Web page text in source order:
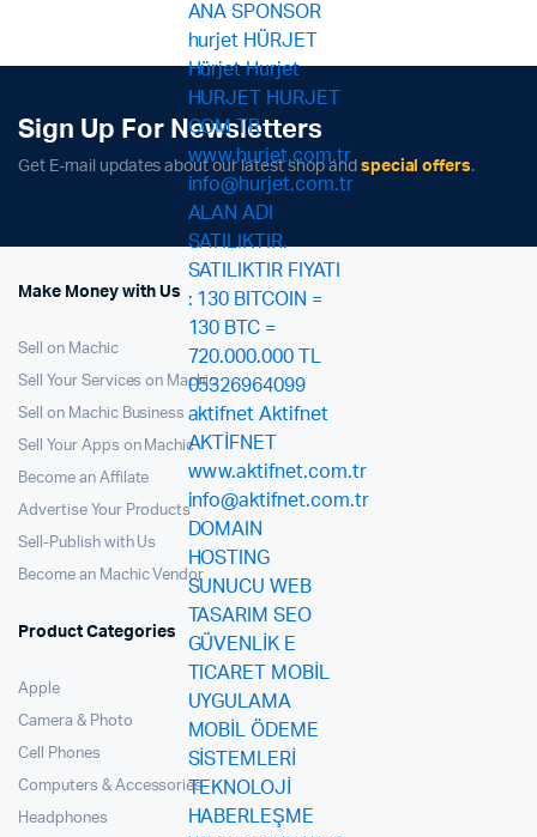
$767.00.
$697.00.
Sign Up For Newsletters
Get E-mail updates about our latest shop and special offers.
Make Money with Us
Sell on Machic
Sell Your Services on Machic
Sell on Machic Business
Sell Your Apps on Machic
Become an Affilate
Advertise Your Products
Sell-Publish with Us
Become an Machic Vendor
Product Categories
Apple
Camera & Photo
Cell Phones
Computers & Accessories
Headphones